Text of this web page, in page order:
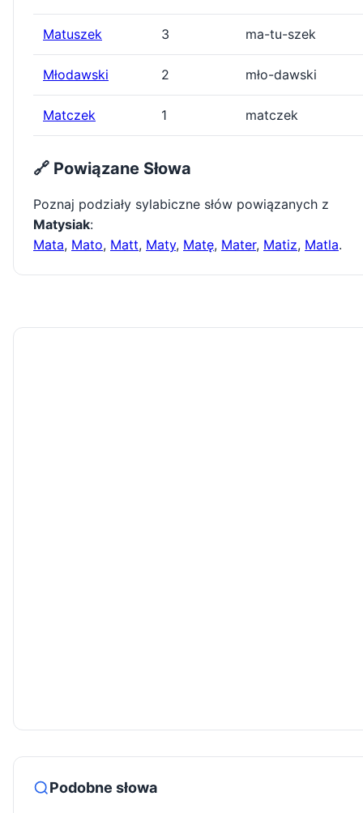
Matuszek 3 ma-tu-szek
Młodawski 2 mło-dawski
Matczek 1 matczek
🔗 Powiązane Słowa
Poznaj podziały sylabiczne słów powiązanych z
Matysiak:
Mata, Mato, Matt, Maty, Matę, Mater, Matiz, Matla.
Podobne słowa